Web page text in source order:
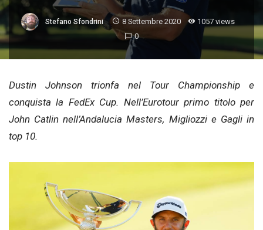
Stefano Sfondrini 8 Settembre 2020
1057 views
0
Dustin Johnson trionfa nel Tour Championship e
conquista la FedEx Cup. Nell’Eurotour primo titolo per
John Catlin nell’Andalucia Masters, Migliozzi e Gagli in
top 10.